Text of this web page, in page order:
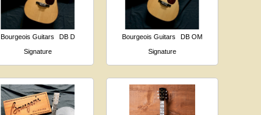
Bourgeois Guitars
DB D
Signature
Bourgeois Guitars
DB OM
Signature